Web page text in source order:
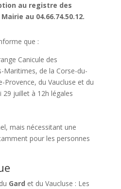
au registre des
au 04.66.74.50.12.
que :
Canicule des
Maritimes, de la Corse-du-
Provence, du Vaucluse et du
29 juillet à 12h légales
mais nécessitant une
pour les personnes
Gard et du Vaucluse : Les